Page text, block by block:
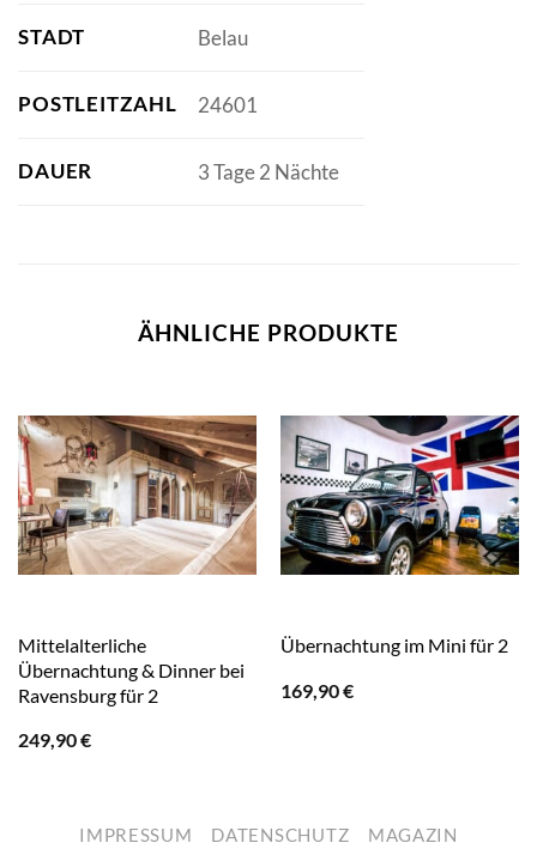
STADT Belau
POSTLEITZAHL 24601
DAUER 3 Tage 2 Nächte
ÄHNLICHE PRODUKTE
Mittelalterliche
Übernachtung & Dinner bei
Ravensburg für 2
249,90€
Übernachtung im Mini für 2
169,90€
IMPRESSUM DATENSCHUTZ MAGAZIN